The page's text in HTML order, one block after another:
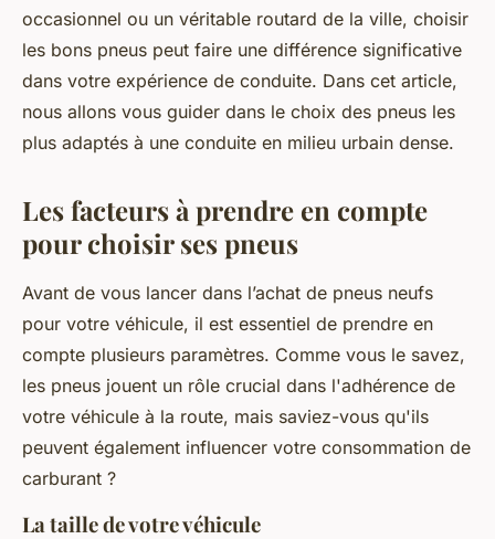
occasionnel ou un véritable routard de la ville, choisir
les bons pneus peut faire une différence significative
dans votre expérience de conduite. Dans cet article,
nous allons vous guider dans le choix des pneus les
plus adaptés à une conduite en milieu urbain dense.
Les facteurs à prendre en compte
pour choisir ses pneus
Avant de vous lancer dans l’achat de pneus neufs
pour votre véhicule, il est essentiel de prendre en
compte plusieurs paramètres. Comme vous le savez,
les pneus jouent un rôle crucial dans l'adhérence de
votre véhicule à la route, mais saviez-vous qu'ils
peuvent également influencer votre consommation de
carburant ?
La taille de votre véhicule